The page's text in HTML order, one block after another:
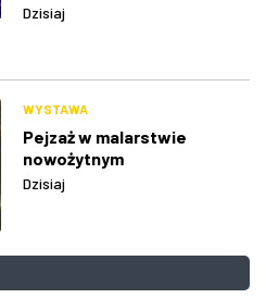
Dzisiaj
WYSTAWA
Pejzaż w malarstwie
nowożytnym
Dzisiaj